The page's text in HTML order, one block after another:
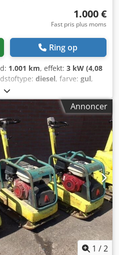
1.000 €
Fast pris plus moms
Ring op
1.001 km, effekt: 3 kW (4,08
diesel, farve: gul,
anden, Køretøjets placering:
Agvjr Hatz dieselmotor!
UDEN GARANTI, forbehold for
Annoncer
1 /2